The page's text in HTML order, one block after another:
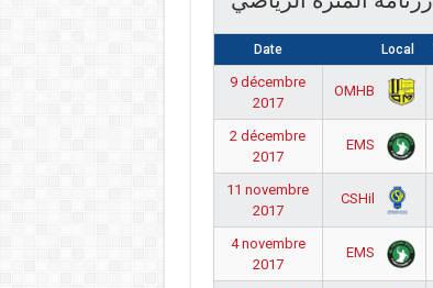
Date Local
9 décembre
2017
OMHB
2 décembre
2017
EMS
11 novembre
2017
CSHil
4 novembre
2017
EMS